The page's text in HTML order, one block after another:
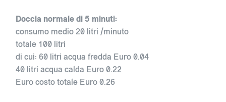
Doccia normale di 5 minuti:
consumo medio 20 litri /minuto
totale 100 litri
di cui: 60 litri acqua fredda Euro 0.04
40 litri acqua calda Euro 0.22
Euro costo totale Euro 0.26